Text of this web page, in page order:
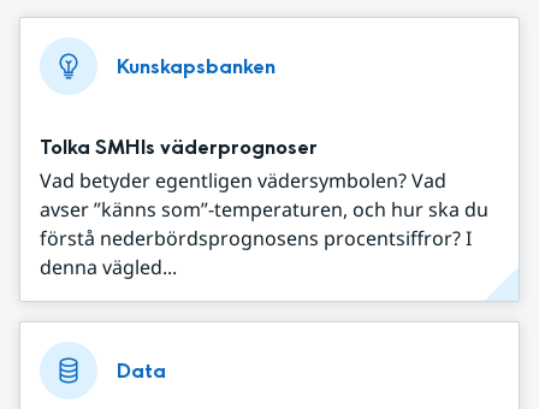
Kunskapsbanken
Tolka SMHIs väderprognoser
Vad betyder egentligen vädersymbolen? Vad
avser ”känns som”-temperaturen, och hur ska du
förstå nederbördsprognosens procentsiffror? I
denna vägled...
Data